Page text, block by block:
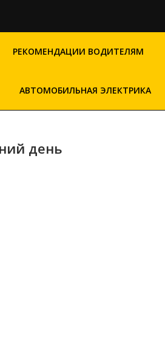
РЕКОМЕНДАЦИИ ВОДИТЕЛЯМ
АВТОМОБИЛЬНАЯ ЭЛЕКТРИКА
день